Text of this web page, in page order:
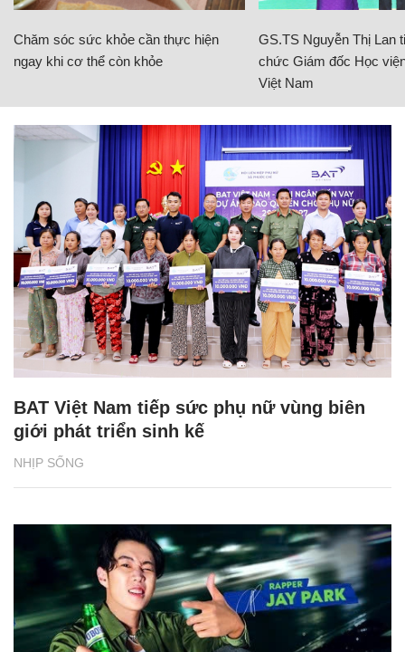
Chăm sóc sức khỏe cần thực hiện
ngay khi cơ thể còn khỏe
GS.TS Nguyễn Thị Lan
chức Giám đốc Học
Việt Nam
NHỊP SỐNG
BAT Việt Nam tiếp sức phụ nữ vùng biên
giới phát triển sinh kế